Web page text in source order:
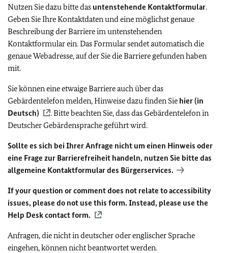
Nutzen Sie dazu bitte das untenstehende Kontaktformular.
Geben Sie Ihre Kontaktdaten und eine möglichst genaue
Beschreibung der Barriere im untenstehenden
Kontaktformular ein. Das Formular sendet automatisch die
genaue Webadresse, auf der Sie die Barriere gefunden haben
mit.
Sie können eine etwaige Barriere auch über das
Gebärdentelefon melden, Hinweise dazu finden Sie hier (in
Deutsch)
. Bitte beachten Sie, dass das Gebärdentelefon in
Deutscher Gebärdensprache geführt wird.
Sollte es sich bei Ihrer Anfrage nicht um einen Hinweis oder
eine Frage zur Barrierefreiheit handeln, nutzen Sie bitte das
allgemeine Kontaktformular des Bürgerservices.
If your question or comment does not relate to accessibility
issues, please do not use this form. Instead, please use the
Help Desk contact form.
Anfragen, die nicht in deutscher oder englischer Sprache
eingehen, können nicht beantwortet werden.